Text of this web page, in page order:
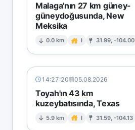
Malaga'nın 27 km güney-
güneydoğusunda, New
Meksika
0.0 km I 31.99, -104.00
14:27:20 05.08.2026
Toyah'ın 43 km
kuzeybatısında, Texas
5.9 km I 31.59, -104.13